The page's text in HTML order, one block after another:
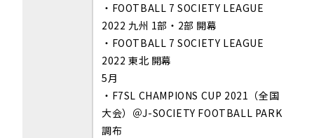
・FOOTBALL 7 SOCIETY LEAGUE
2022 九州 1部・2部 開幕
・FOOTBALL 7 SOCIETY LEAGUE
2022 東北 開幕
5月
・F7SL CHAMPIONS CUP 2021（全国
大会）＠J-SOCIETY FOOTBALL PARK
調布